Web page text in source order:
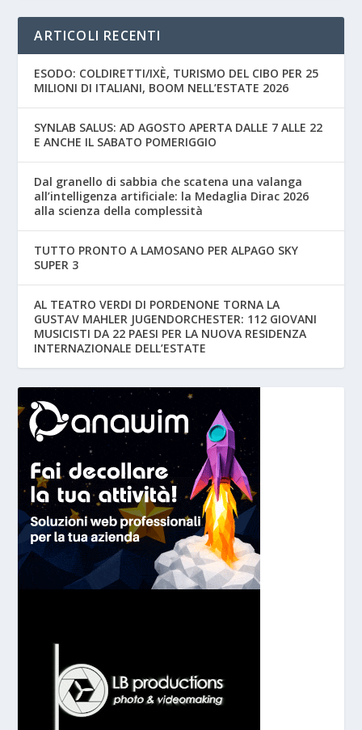
ARTICOLI RECENTI
ESODO: COLDIRETTI/IXÈ, TURISMO DEL CIBO PER 25
MILIONI DI ITALIANI, BOOM NELL’ESTATE 2026
SYNLAB SALUS: AD AGOSTO APERTA DALLE 7 ALLE 22
E ANCHE IL SABATO POMERIGGIO
Dal granello di sabbia che scatena una valanga
all’intelligenza artificiale: la Medaglia Dirac 2026
alla scienza della complessità
TUTTO PRONTO A LAMOSANO PER ALPAGO SKY
SUPER 3
AL TEATRO VERDI DI PORDENONE TORNA LA
GUSTAV MAHLER JUGENDORCHESTER: 112 GIOVANI
MUSICISTI DA 22 PAESI PER LA NUOVA RESIDENZA
INTERNAZIONALE DELL’ESTATE